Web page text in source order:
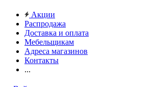
Акции
Распродажа
Доставка и оплата
Мебельщикам
Адреса магазинов
Контакты
...